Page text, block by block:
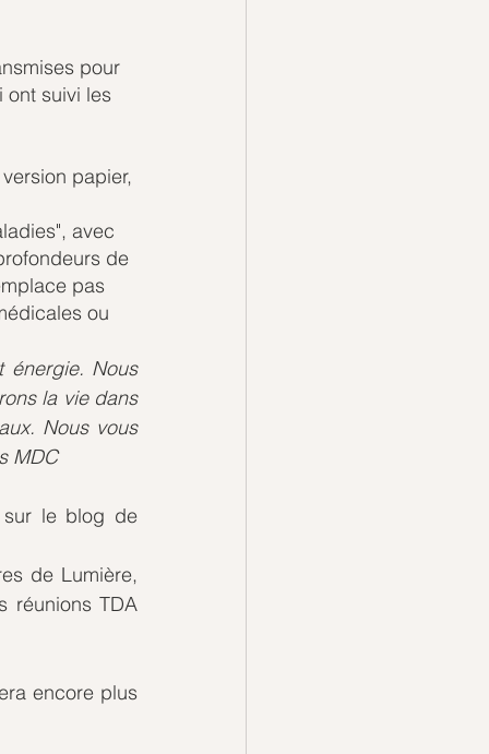
pour
ont suivi les
papier,
avec
de
pas
ou
énergie. Nous
la vie dans
Nous vous
MDC
sur le blog de
de Lumière,
réunions TDA
encore plus